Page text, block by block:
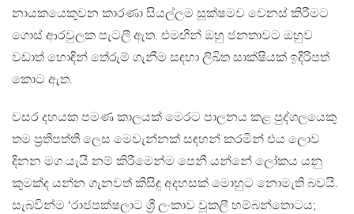
නායකයෙකුවන කාරණා සියල්ලම සූක්ෂමව වෙනස් කිරීමට
ගොස් ආරවුලක පැටලී ඇත. එමඟින් ඔහු ජනතාවට ඔහුව
වඩාත් හොඳින් තේරුම් ගැනීම සඳහා ලිඛිත සාක්ෂියක් ඉදිරිපත්
කොට ඇත.
වසර දහයක පමණ කාලයක් මෙරට පාලනය කළ පුද්ගලයෙකු
තම ප්‍රතිපත්ති ලෙස මෙවැන්නක් සඳහන් කරමින් එය ලොව
දිනන මග යැයි නම් කිරීමෙන්ම පෙනී යන්නේ ලෝකය යනු
කුමක්ද යන්න ගැනවත් කිසිඳු අදහසක් මොහුට නොමැති බවයි.
සැබවින්ම ‘රාජපක්ෂලාට ශ්‍රී ලංකාව වූකලී හම්බන්තොටය;